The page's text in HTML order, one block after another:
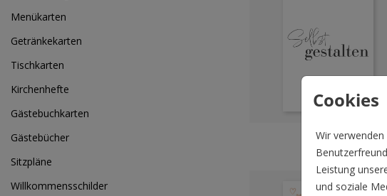
Cookies
Wir
Leistung
und soziale
Menükarten
Getränkekarten
Tischkarten
Kirchenhefte
Gästebuchkarten
Gästebücher
Sitzpläne
Willkommensschilder
Veredelbar